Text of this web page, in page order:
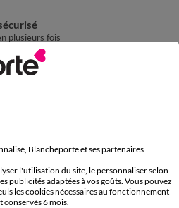
plusieurs fois
Relay uniquement
lundi au samedi
Blancheporte et ses partenaires
l'utilisation du site, le personnaliser selon
publicités adaptées à vos goûts. Vous pouvez
les cookies nécessaires au fonctionnement
6 mois.